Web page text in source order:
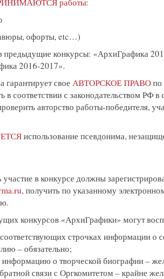
офорты, etc…)
предыдущие конкурсы: «АрхиГрафика
2016-2017».
гарантирует свое АВТОРСКОЕ ПРАВОпо
в соответствии с законодательством РФ
авторство работы-победителя,
использование псевдонима,
в конкурсе должны
, получить по указанному
конкурсов «АрхиГрафики» могут
строчках информации о
– обязательно;
о творческой биографии –
связи с Оргкомитетом – крайне